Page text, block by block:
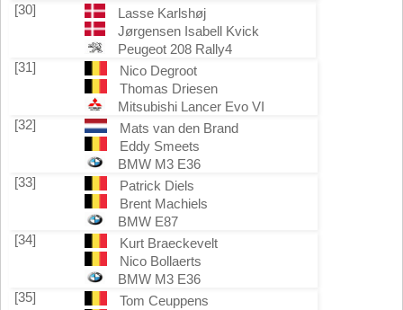
[30]
Lasse Karlshøj
Jørgensen Isabell Kvick
Peugeot 208 Rally4
[31]
Nico Degroot
Thomas Driesen
Mitsubishi Lancer Evo VI
[32]
Mats van den Brand
Eddy Smeets
BMW M3 E36
[33]
Patrick Diels
Brent Machiels
BMW E87
[34]
Kurt Braeckevelt
Nico Bollaerts
BMW M3 E36
[35]
Tom Ceuppens